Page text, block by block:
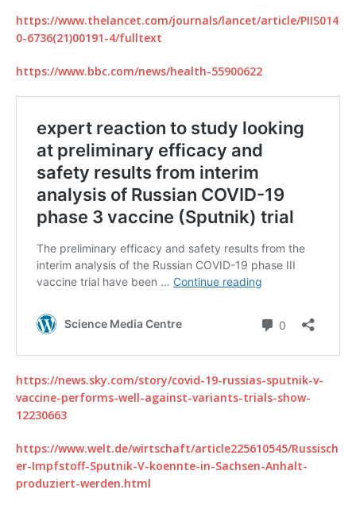
https://www.thelancet.com/journals/lancet/article/PIIS014
0-6736(21)00191-4/fulltext
https://www.bbc.com/news/health-55900622
https://news.sky.com/story/covid-19-russias-sputnik-v-
vaccine-performs-well-against-variants-trials-show-
12230663
https://www.welt.de/wirtschaft/article225610545/Russisch
er-Impfstoff-Sputnik-V-koennte-in-Sachsen-Anhalt-
produziert-werden.html